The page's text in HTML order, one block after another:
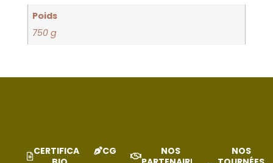
Poids
750 g
CERTIFICAT
CGV
NOS
NOS